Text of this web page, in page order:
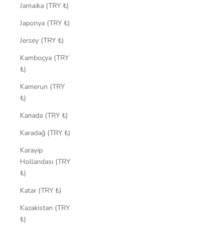
Jamaika (TRY ₺)
Japonya (TRY ₺)
Jersey (TRY ₺)
Kamboçya (TRY
₺)
Kamerun (TRY
₺)
Kanada (TRY ₺)
Karadağ (TRY ₺)
Karayip
Hollandası (TRY
₺)
Katar (TRY ₺)
Kazakistan (TRY
₺)